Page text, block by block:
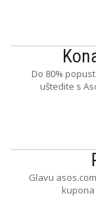
Do 80%
uštedite s
Glavu